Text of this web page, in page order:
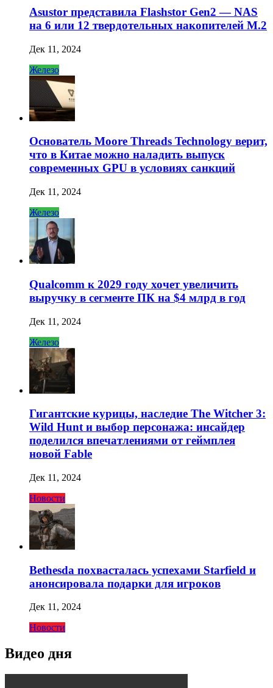
Asustor представила Flashstor Gen2 — NAS
на 6 или 12 твердотельных накопителей M.2
Дек 11, 2024
Железо
Основатель Moore Threads Technology верит,
что в Китае можно наладить выпуск
современных GPU в условиях санкций
Дек 11, 2024
Железо
Qualcomm к 2029 году хочет увеличить
выручку в сегменте ПК на $4 млрд в год
Дек 11, 2024
Железо
Гигантские курицы, наследие The Witcher 3:
Wild Hunt и выбор персонажа: инсайдер
поделился впечатлениями от геймплея
новой Fable
Дек 11, 2024
Новости
Bethesda похвасталась успехами Starfield и
анонсировала подарки для игроков
Дек 11, 2024
Новости
Видео дня